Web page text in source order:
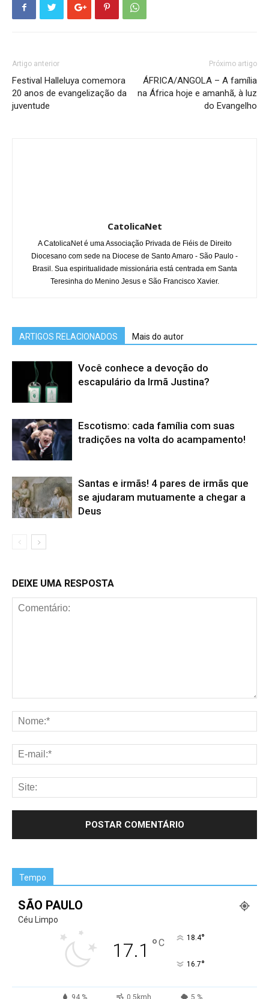
Artigo anterior
Festival Halleluya comemora
20 anos de evangelização da
juventude
Próximo artigo
ÁFRICA/ANGOLA – A família
na África hoje e amanhã, à luz
do Evangelho
CatolicaNet
A CatolicaNet é uma Associação Privada de Fiéis de Direito
Diocesano com sede na Diocese de Santo Amaro - São Paulo -
Brasil. Sua espiritualidade missionária está centrada em Santa
Teresinha do Menino Jesus e São Francisco Xavier.
ARTIGOS RELACIONADOS Mais do autor
Você conhece a devoção do
escapulário da Irmã Justina?
Escotismo: cada família com suas
tradições na volta do acampamento!
Santas e irmãs! 4 pares de irmãs que
se ajudaram mutuamente a chegar a
Deus
DEIXE UMA RESPOSTA
Tempo
SÃO PAULO
Céu Limpo
17.1 °C 18.4°
16.7°
94 % 0.5kmh 5 %